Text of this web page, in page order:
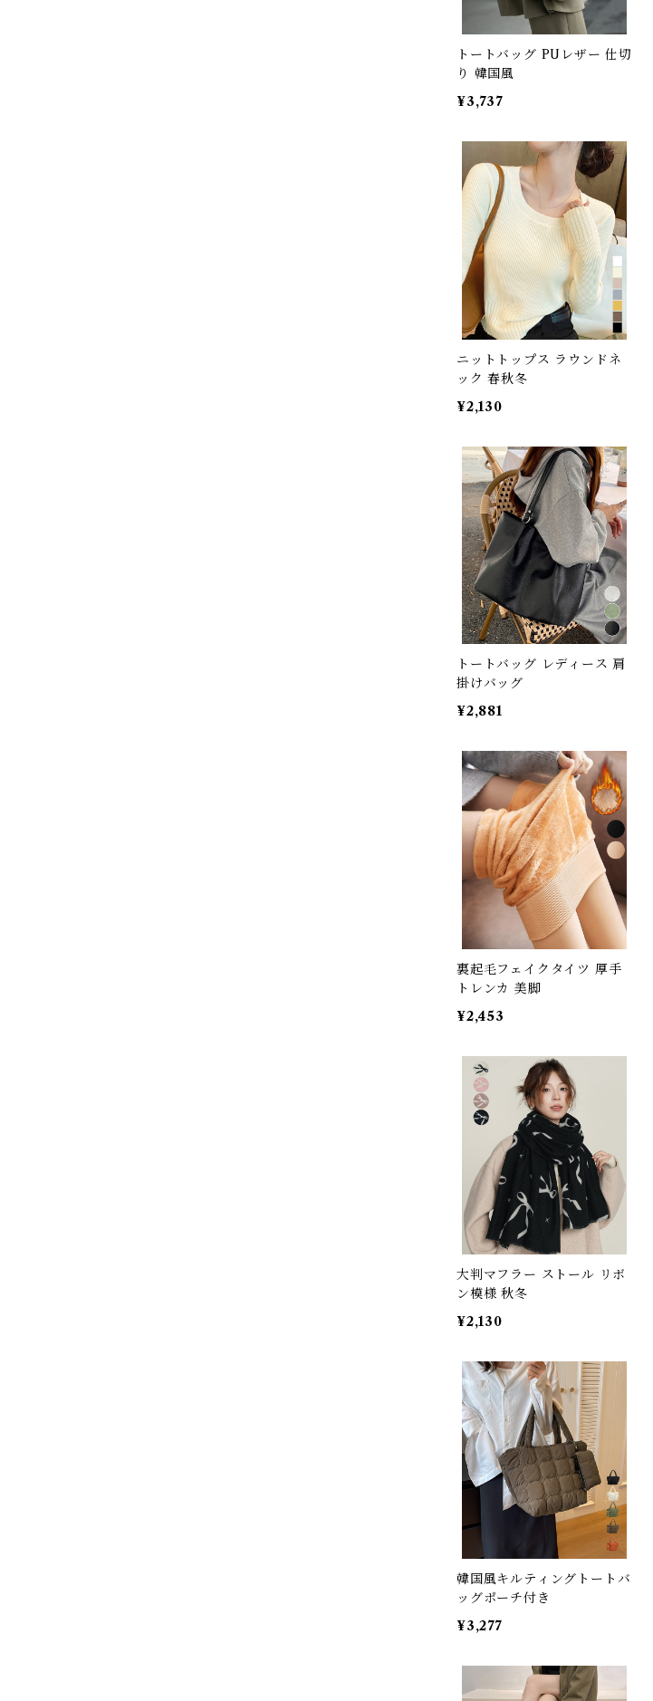
トートバッグ PUレザー 仕切
り 韓国風
¥3,737
ニットトップス ラウンドネ
ック 春秋冬
¥2,130
トートバッグ レディース 肩
掛けバッグ
¥2,881
裏起毛フェイクタイツ 厚手
トレンカ 美脚
¥2,453
大判マフラー ストール リボ
ン模様 秋冬
¥2,130
韓国風キルティングトートバ
ッグポーチ付き
¥3,277